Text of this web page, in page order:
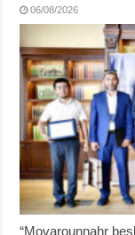
06/08/2026
“Movarounnahr